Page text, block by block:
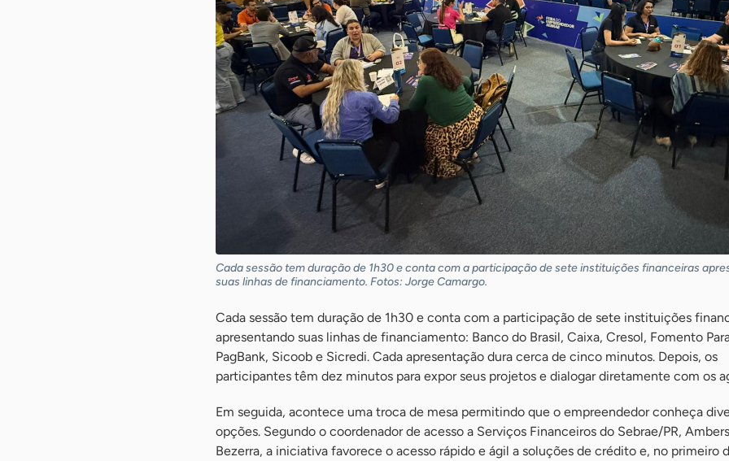
Cada sessão tem duração de 1h30 e conta com a participação de sete instituições financeiras
suas linhas de financiamento. Fotos: Jorge Camargo.
Cada sessão tem duração de 1h30 e conta com a participação de sete instituições
apresentando suas linhas de financiamento: Banco do Brasil, Caixa, Cresol, Fomento
PagBank, Sicoob e Sicredi. Cada apresentação dura cerca de cinco minutos. Depois, os
participantes têm dez minutos para expor seus projetos e dialogar diretamente com os
Em seguida, acontece uma troca de mesa permitindo que o empreendedor conheça
opções. Segundo o coordenador de acesso a Serviços Financeiros do Sebrae/PR,
Bezerra, a iniciativa favorece o acesso rápido e ágil a soluções de crédito e, no primeiro